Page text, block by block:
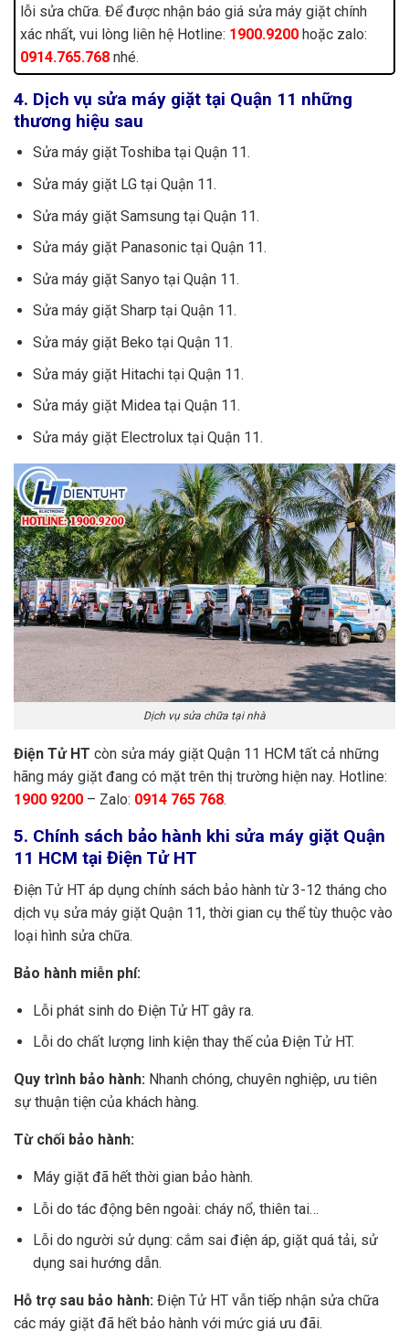
Lắp đặt máy giặt 200.000đ – 300.000đ
Thi công đường ống cấp nước 200.000đ – 350.000đ
Thay mâm từ
Chân kê máy giặt 150.000đ
Thay túi lưới lọc máy giặt
Bu lông ốc (3 cái) 15.000đ
Lò xo côn 10.000đ
Con lăn mâm máy giặt 60.000đ
Đầu nối ren dây cấp nước 10.000đ
Lò xo xoáy máy giặt 25.000đ
Cảo mâm máy giặt
Vải che bụi máy giặt 115.000đ
lỗi sửa chữa. Để được nhận báo giá sửa máy giặt chính
xác nhất, vui lòng liên hệ Hotline: 1900.9200 hoặc zalo:
0914.765.768 nhé.
4. Dịch vụ sửa máy giặt tại Quận 11 những
thương hiệu sau
Sửa máy giặt Toshiba tại Quận 11.
Sửa máy giặt LG tại Quận 11.
Sửa máy giặt Samsung tại Quận 11.
Sửa máy giặt Panasonic tại Quận 11.
Sửa máy giặt Sanyo tại Quận 11.
Sửa máy giặt Sharp tại Quận 11.
Sửa máy giặt Beko tại Quận 11.
Sửa máy giặt Hitachi tại Quận 11.
Sửa máy giặt Midea tại Quận 11.
Sửa máy giặt Electrolux tại Quận 11.
Dịch vụ sửa chữa tại nhà
Điện Tử HT còn sửa máy giặt Quận 11 HCM tất cả những
hãng máy giặt đang có mặt trên thị trường hiện nay. Hotline:
1900 9200 – Zalo: 0914 765 768.
5. Chính sách bảo hành khi sửa máy giặt Quận
11 HCM tại Điện Tử HT
Điện Tử HT áp dụng chính sách bảo hành từ 3-12 tháng cho
dịch vụ sửa máy giặt Quận 11, thời gian cụ thể tùy thuộc vào
loại hình sửa chữa.
Bảo hành miễn phí:
Lỗi phát sinh do Điện Tử HT gây ra.
Lỗi do chất lượng linh kiện thay thế của Điện Tử HT.
Quy trình bảo hành: Nhanh chóng, chuyên nghiệp, ưu tiên
sự thuận tiện của khách hàng.
Từ chối bảo hành:
Máy giặt đã hết thời gian bảo hành.
Lỗi do tác động bên ngoài: cháy nổ, thiên tai…
Lỗi do người sử dụng: cắm sai điện áp, giặt quá tải, sử
dụng sai hướng dẫn.
Hỗ trợ sau bảo hành: Điện Tử HT vẫn tiếp nhận sửa chữa
các máy giặt đã hết bảo hành với mức giá ưu đãi.